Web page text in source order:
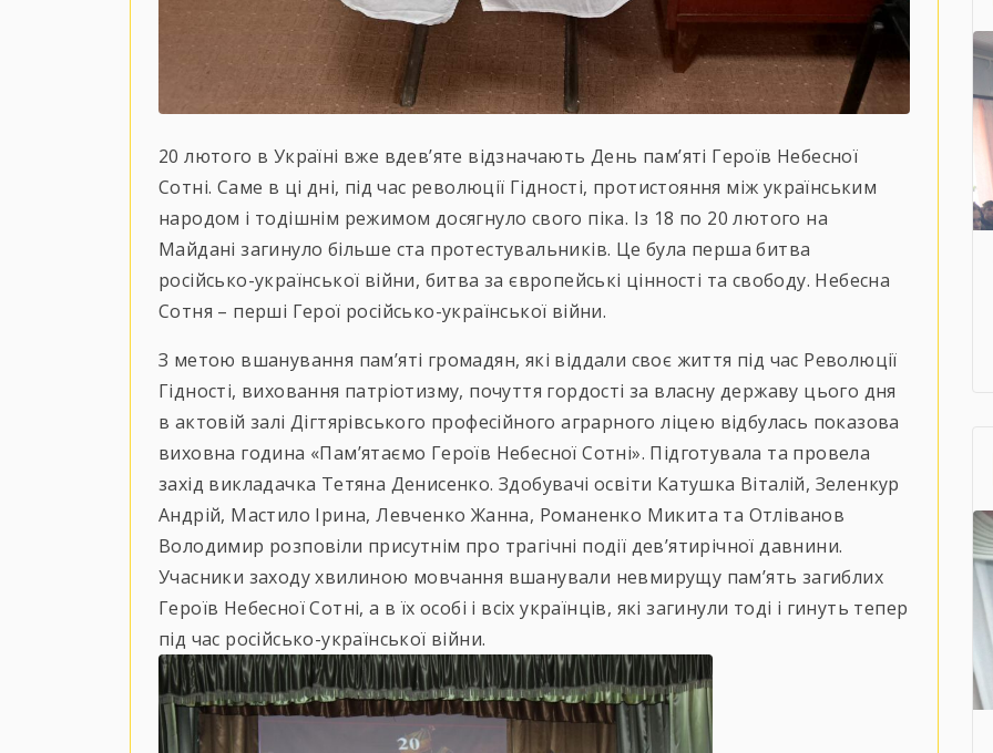
20 лютого в Україні вже вдев’яте відзначають День пам’яті Героїв Небесної
Сотні. Саме в ці дні, під час революції Гідності, протистояння між українським
народом і тодішнім режимом досягнуло свого піка. Із 18 по 20 лютого на
Майдані загинуло більше ста протестувальників. Це була перша битва
російсько-української війни, битва за європейські цінності та свободу. Небесна
Сотня – перші Герої російсько-української війни.
З метою вшанування пам’яті громадян, які віддали своє життя під час Революції
Гідності, виховання патріотизму, почуття гордості за власну державу цього дня
в актовій залі Дігтярівського професійного аграрного ліцею відбулась показова
виховна година «Пам’ятаємо Героїв Небесної Сотні». Підготувала та провела
захід викладачка Тетяна Денисенко. Здобувачі освіти Катушка Віталій, Зеленкур
Андрій, Мастило Ірина, Левченко Жанна, Романенко Микита та Отліванов
Володимир розповіли присутнім про трагічні події дев’ятирічної давнини.
Учасники заходу хвилиною мовчання вшанували невмирущу пам’ять загиблих
Героїв Небесної Сотні, а в їх особі і всіх українців, які загинули тоді і гинуть тепер
під час російсько-української війни.